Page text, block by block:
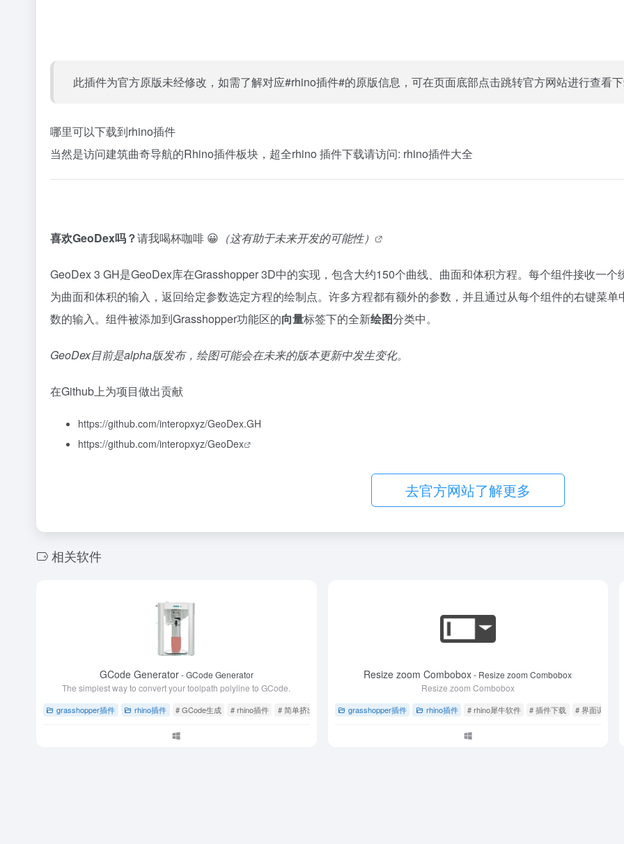
此插件为官方原版未经修改，如需了解对应#rhino插件#的原版信息，可在页面底部点击跳转官方网站进行查看
哪里可以下载到rhino插件
当然是访问建筑曲奇导航的Rhino插件板块，超全rhino 插件下载请访问: rhino插件大全
喜欢GeoDex吗？请我喝杯咖啡 😀 （这有助于未来开发的可能性）
GeoDex 3 GH是GeoDex库在Grasshopper 3D中的实现，包含大约150个曲线、曲面和体积方程。每个组件接收一
为曲面和体积的输入，返回给定参数选定方程的绘制点。许多方程都有额外的参数，并且通过从每个组件的右键菜
数的输入。组件被添加到Grasshopper功能区的向量标签下的全新绘图分类中。
GeoDex目前是alpha版发布，绘图可能会在未来的版本更新中发生变化。
在Github上为项目做出贡献
https://github.com/interopxyz/GeoDex.GH
https://github.com/interopxyz/GeoDex
去官方网站了解更多
相关软件
GCode Generator- GCode Generator
The simplest way to convert your toolpath polyline to GCode.
grasshopper插件 rhino插件 # GCode生成 # rhino插件 # 简单挤出
Resize zoom Combobox- Resize zoom Combobox
Resize zoom Combobox
grasshopper插件 rhino插件 # rhino犀牛软件 # 插件下载 # 界面调整